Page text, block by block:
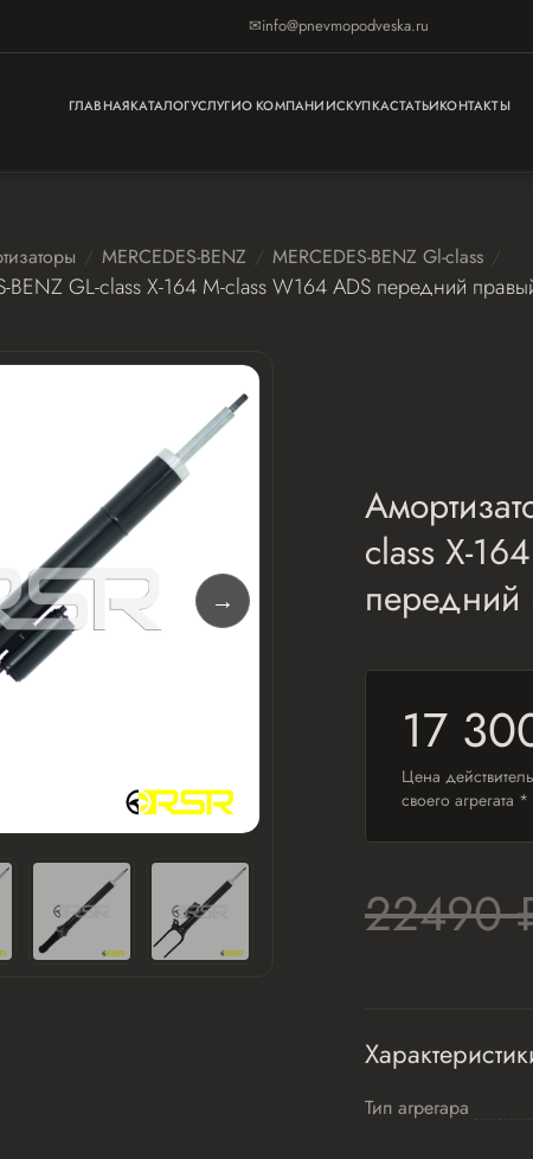
✉info@pnevmopodveska.ru
ГЛАВНАЯКАТАЛОГ О КОМПАНИИСКУПКАСТАТЬИКОНТАКТЫ
УСЛУГИ
MERCEDES-BENZ MERCEDES-BENZ Gl-class
BENZ GL-class X-164 M-class W164 ADS передний
class X-
17
Цена
своего агрегата *
22490
Тип агрегара